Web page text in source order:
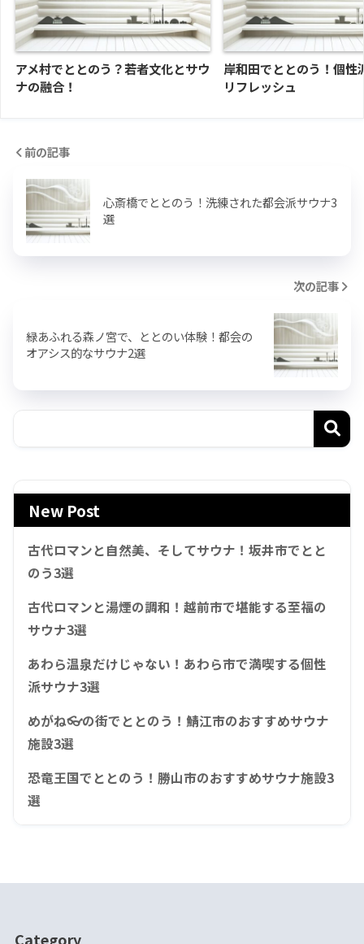
アメ村でととのう？若者文化とサウ
ナの融合！
岸和田でととのう！個性
リフレッシュ
前の記事
心斎橋でととのう！洗練された都会派サウナ3
選
次の記事
緑あふれる森ノ宮で、ととのい体験！都会の
オアシス的なサウナ2選
New Post
古代ロマンと自然美、そしてサウナ！坂井市でとと
のう3選
古代ロマンと湯煙の調和！越前市で堪能する至福の
サウナ3選
あわら温泉だけじゃない！あわら市で満喫する個性
派サウナ3選
めがね👓の街でととのう！鯖江市のおすすめサウナ
施設3選
恐竜王国でととのう！勝山市のおすすめサウナ施設3
選
Category